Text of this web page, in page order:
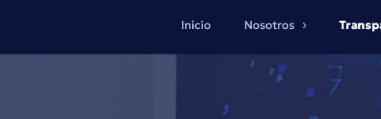
Inicio Nosotros